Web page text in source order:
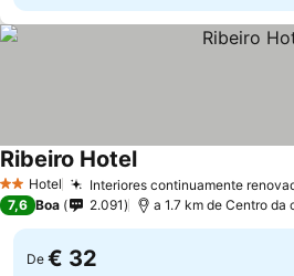
2 Estrelas
Hotel Interiores continuamente
Ribeiro HotelVer preços
7,6 Boa 2.091 a 1.7 km de Centro da
De € 32